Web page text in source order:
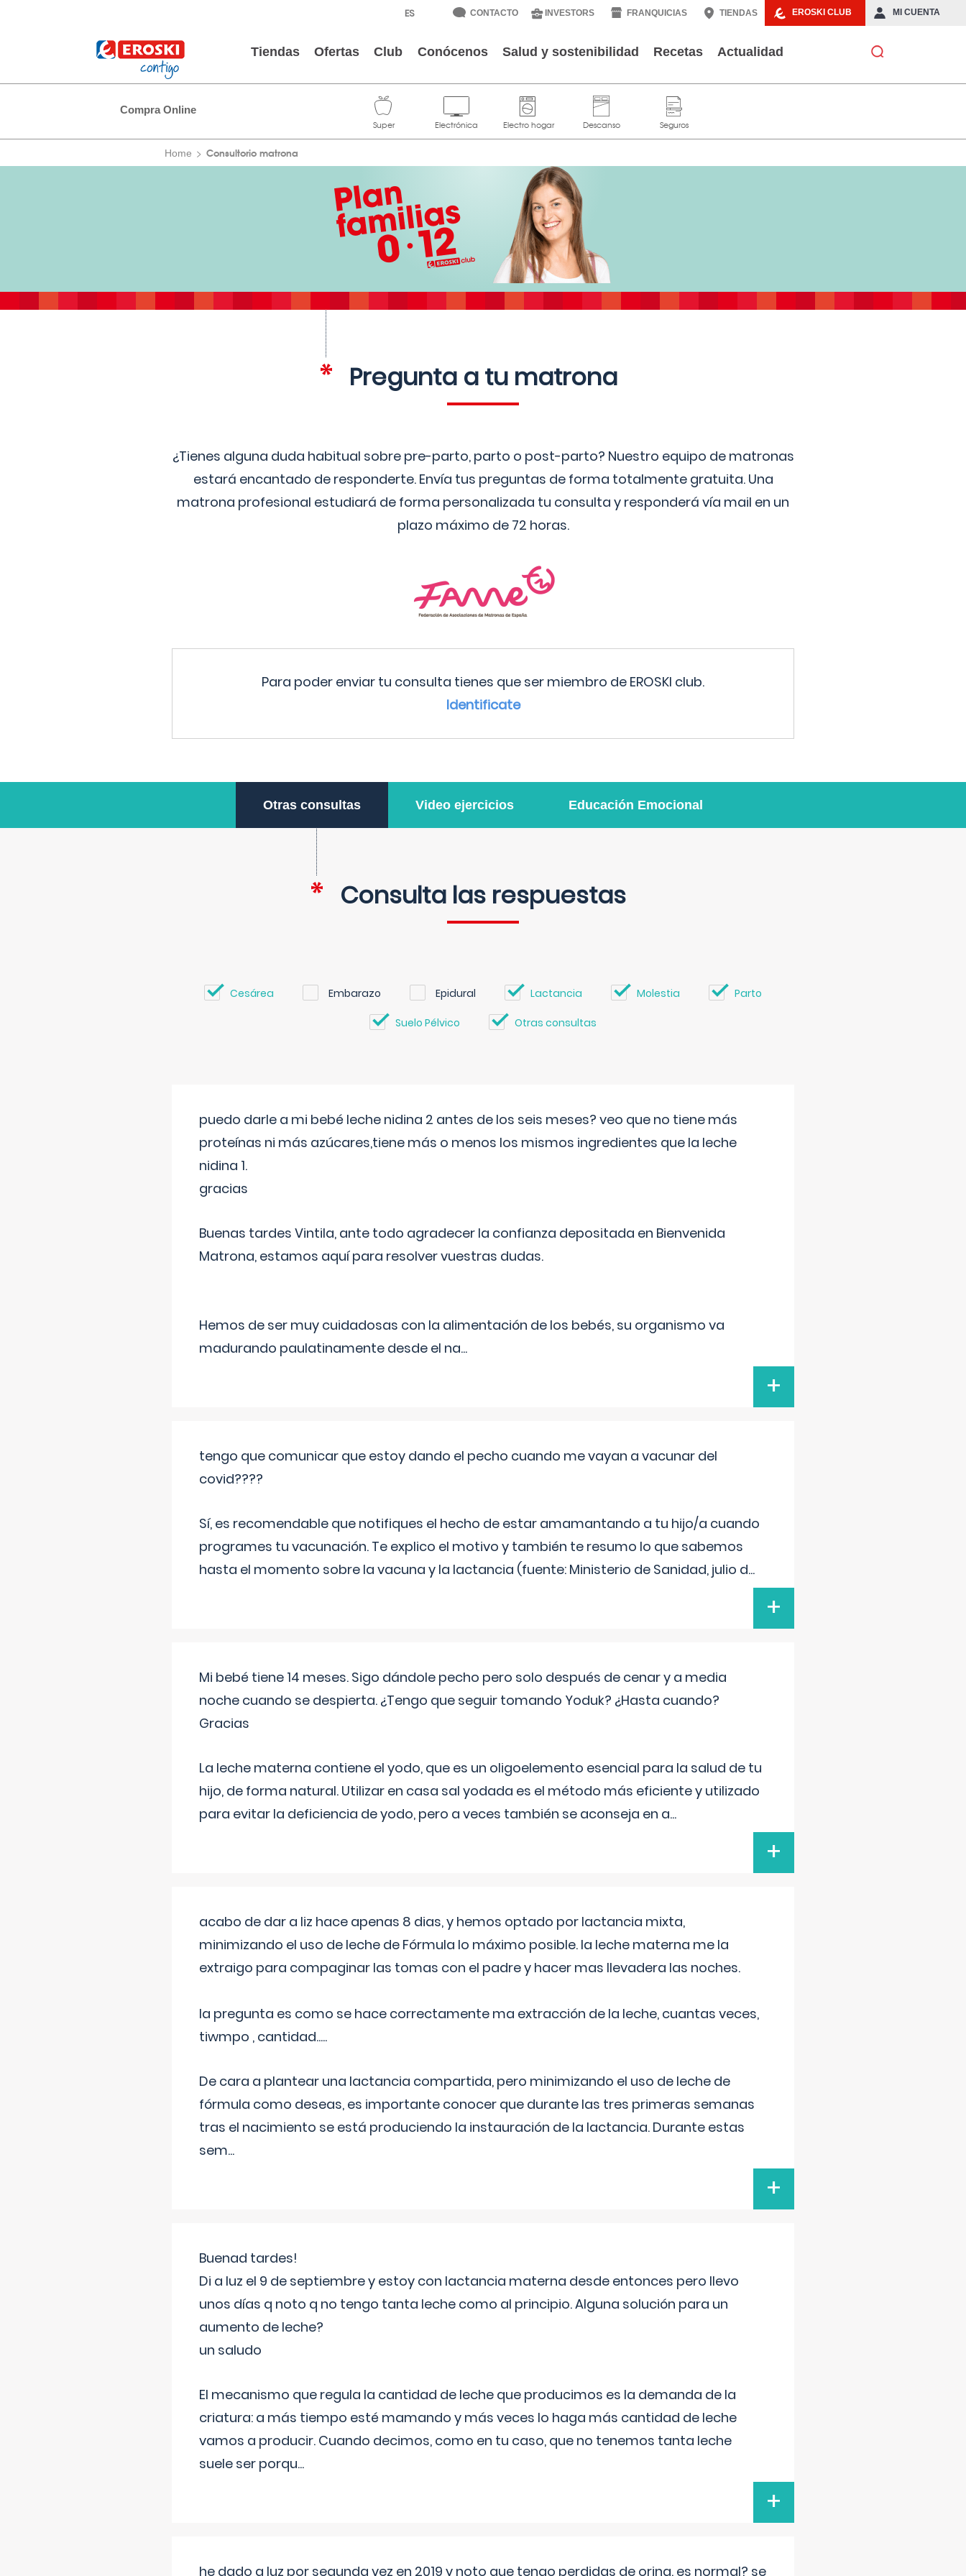
EROSKI CLUB MI CUENTA
CONTACTO INVESTORS FRANQUICIAS TIENDAS
Tiendas Ofertas Club Conócenos Salud y sostenibilidad Recetas Actualidad
Compra Online
Home Consultorio matrona
Pregunta a tu matrona
¿Tienes alguna duda habitual sobre pre-parto, parto o post-parto? Nuestro equipo de matronas
estará encantado de responderte. Envía tus preguntas de forma totalmente gratuita. Una
matrona profesional estudiará de forma personalizada tu consulta y responderá vía mail en un
plazo máximo de 72 horas.
Para poder enviar tu consulta tienes que ser miembro de EROSKI club.
Identificate
Otras consultas Video ejercicios Educación Emocional
Consulta las respuestas
Cesárea Embarazo Epidural Lactancia Molestia Parto
Suelo Pélvico Otras consultas
puedo darle a mi bebé leche nidina 2 antes de los seis meses? veo que no tiene más
proteínas ni más azúcares,tiene más o menos los mismos ingredientes que la leche
nidina 1.
gracias
Buenas tardes Vintila, ante todo agradecer la confianza depositada en Bienvenida
Matrona, estamos aquí para resolver vuestras dudas.
Hemos de ser muy cuidadosas con la alimentación de los bebés, su organismo va
madurando paulatinamente desde el na...
+
tengo que comunicar que estoy dando el pecho cuando me vayan a vacunar del
covid????
Sí, es recomendable que notifiques el hecho de estar amamantando a tu hijo/a cuando
programes tu vacunación. Te explico el motivo y también te resumo lo que sabemos
hasta el momento sobre la vacuna y la lactancia (fuente: Ministerio de Sanidad, julio d...
+
Mi bebé tiene 14 meses. Sigo dándole pecho pero solo después de cenar y a media
noche cuando se despierta. ¿Tengo que seguir tomando Yoduk? ¿Hasta cuando?
Gracias
La leche materna contiene el yodo, que es un oligoelemento esencial para la salud de tu
hijo, de forma natural. Utilizar en casa sal yodada es el método más eficiente y utilizado
para evitar la deficiencia de yodo, pero a veces también se aconseja en a...
+
acabo de dar a liz hace apenas 8 dias, y hemos optado por lactancia mixta,
minimizando el uso de leche de Fórmula lo máximo posible. la leche materna me la
extraigo para compaginar las tomas con el padre y hacer mas llevadera las noches.
la pregunta es como se hace correctamente ma extracción de la leche, cuantas veces,
tiwmpo , cantidad.....
De cara a plantear una lactancia compartida, pero minimizando el uso de leche de
fórmula como deseas, es importante conocer que durante las tres primeras semanas
tras el nacimiento se está produciendo la instauración de la lactancia. Durante estas
sem...
+
Buenad tardes!
Di a luz el 9 de septiembre y estoy con lactancia materna desde entonces pero llevo
unos días q noto q no tengo tanta leche como al principio. Alguna solución para un
aumento de leche?
un saludo
El mecanismo que regula la cantidad de leche que producimos es la demanda de la
criatura: a más tiempo esté mamando y más veces lo haga más cantidad de leche
vamos a producir. Cuando decimos, como en tu caso, que no tenemos tanta leche
suele ser porqu...
+
he dado a luz por segunda vez en 2019 y noto que tengo perdidas de orina. es normal? se